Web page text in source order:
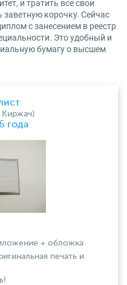
и тратить все свои
заветную корочку. Сейчас
с занесением в реестр
Это удобный и
бумагу о высшем
Киржач)
года
+ обложка
печать и